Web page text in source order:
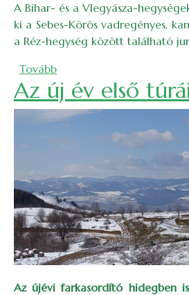
A Bihar- és a Vlegyásza-
ki a Sebes-Körös vadregényes,
a Réz-hegység között található
Tovább(Barlangok hazája a
Az új év első
Az újévi farkasordító hidegben